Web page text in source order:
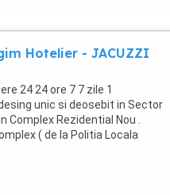
Hotelier - JACUZZI
24 24 ore 7 7 zile 1
unic si deosebit in Sector
Complex Rezidential Nou .
( de la Politia Locala
...